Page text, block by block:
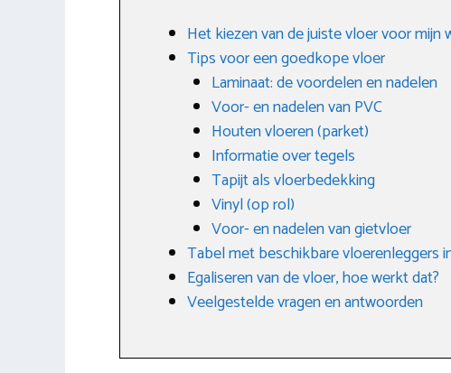
Het kiezen van de juiste vloer voor mijn
Tips voor een goedkope vloer
Laminaat: de voordelen en nadelen
Voor- en nadelen van PVC
Houten vloeren (parket)
Informatie over tegels
Tapijt als vloerbedekking
Vinyl (op rol)
Voor- en nadelen van gietvloer
Tabel met beschikbare vloerenleggers
Egaliseren van de vloer, hoe werkt dat?
Veelgestelde vragen en antwoorden